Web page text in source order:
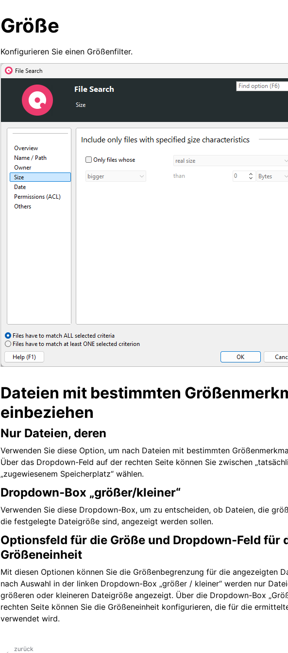
Größe
Konfigurieren Sie einen Größenfilter.
Dateien mit bestimmten
einbeziehen
Nur Dateien, deren
Verwenden Sie diese Option, um nach Dateien mit bestimmten
Über das Dropdown-Feld auf der rechten Seite können Sie zwischen
„zugewiesenem Speicherplatz“ wählen.
Dropdown-Box „größer/kleiner“
Verwenden Sie diese Dropdown-Box, um zu entscheiden, ob Dateien, die
die festgelegte Dateigröße sind, angezeigt werden sollen.
Optionsfeld für die Größe und Dropdown-Feld für
Größeneinheit
Mit diesen Optionen können Sie die Größenbegrenzung für die angezeigten
nach Auswahl in der linken Dropdown-Box „größer / kleiner“ werden nur
größeren oder kleineren Dateigröße angezeigt. Über die Dropdown-Box
rechten Seite können Sie die Größeneinheit konfigurieren, die für die
verwendet wird.
zurück